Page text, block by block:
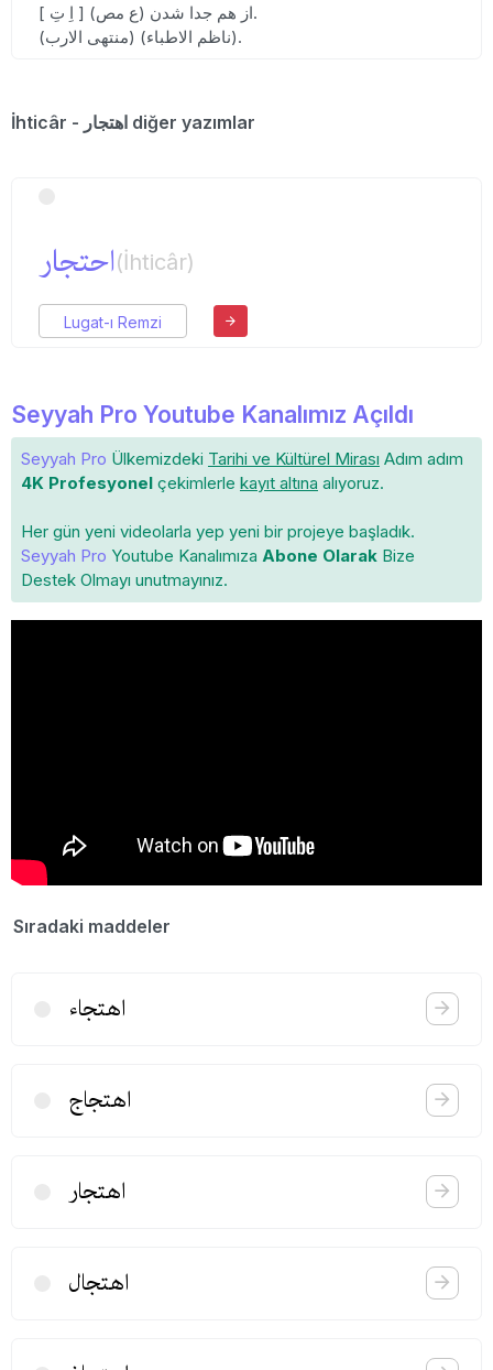
[ اِ تِ ] (ع مص) از هم جدا شدن.
(منتهی الارب) (ناظم الاطباء).
İhticâr - اهتجار diğer yazımlar
احتجار(İhticâr)
Lugat-ı Remzi
Seyyah Pro Youtube Kanalımız Açıldı
Seyyah Pro Ülkemizdeki Tarihi ve Kültürel Mirası Adım adım
4K Profesyonel çekimlerle kayıt altına alıyoruz.
Her gün yeni videolarla yep yeni bir projeye başladık.
Seyyah Pro Youtube Kanalımıza Abone Olarak Bize
Destek Olmayı unutmayınız.
Sıradaki maddeler
اهتجاء
اهتجاج
اهتجار
اهتجال